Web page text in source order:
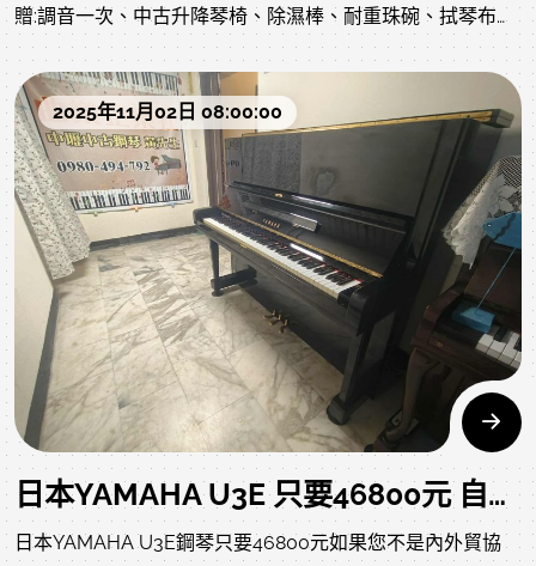
贈:調音一次、中古升降琴椅、除濕棒、耐重珠碗、拭琴布、
琴油、等..不含運北部一樓或電梯約2000元左右(樓梯、吊
車、拆鍵盤、偏鄉、離島、裝箱、等..另計)售價:56800 不二
價 已經很便宜 同品質商品不怕您比較 歡迎比價特色: 彎腳貓
腳典雅造型，不占空間，價格親民，音色及觸鍵比電鋼琴好
多了優質練習琴首選，適合中小型家庭，YAMAHA矮身琴最
暢銷系列，保值能力強 不僅年輕、價格優惠，再嫌貴真的買
不到了..尺寸 寬 151 cm 高 121 cm 深 63 cm以下照片及影片
是購回的原始狀況，當下就很不錯，尚未調音，音色就很不
錯目前已安排整理ing，以下照片影片是我們專業認證回收後
當下的原始狀況，上一手保存良好就像去買中古車，車行都
整理得很漂亮，但您不知道的是原始狀況?是否被撞?是否大
修?以下照片及影片把上一手的狀況坦誠給您了解，放心喔我
們會再經過網頁內的鋼琴整修流程:https://www.rita-
music.com/modules/news/article.php?storyid=1463
2025年11月02日 08:00:00
日本YAMAHA U3E 只要46800元 自己搬回家 現量一台超值 二手鋼琴
日本YAMAHA U3E鋼琴只要46800元如果您不是內外貿協